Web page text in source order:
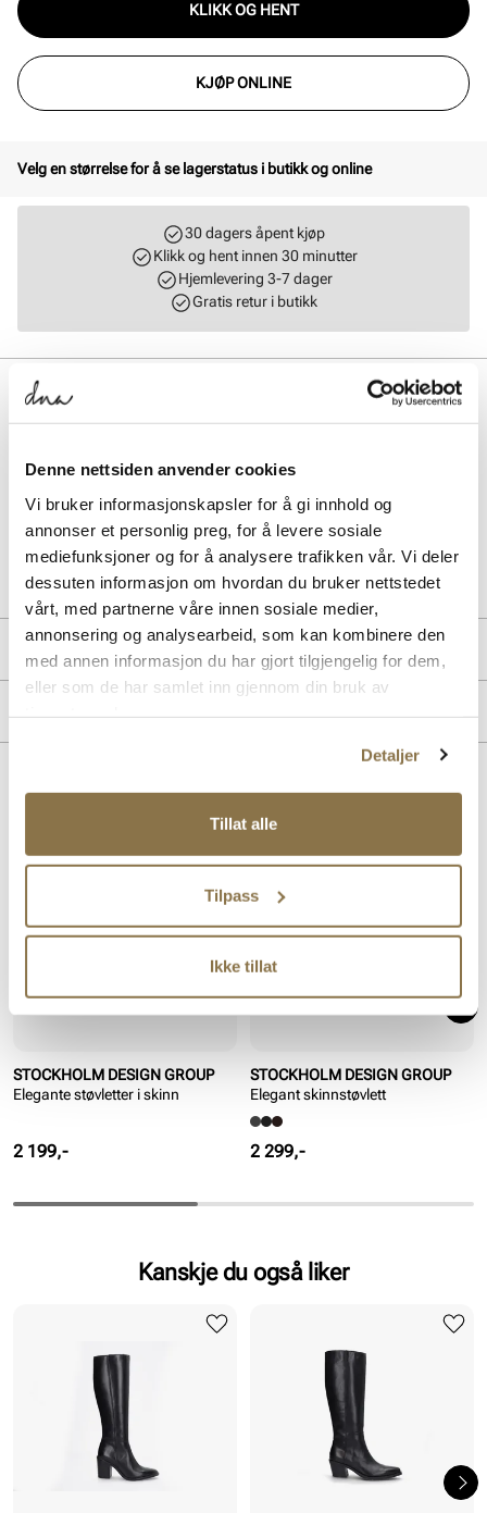
Denne nettsiden anvender cookies
Vi bruker informasjonskapsler for å gi innhold og
annonser et personlig preg, for å levere sosiale
mediefunksjoner og for å analysere trafikken vår. Vi deler
dessuten informasjon om hvordan du bruker nettstedet
vårt, med partnerne våre innen sosiale medier,
annonsering og analysearbeid, som kan kombinere den
med annen informasjon du har gjort tilgjengelig for dem,
eller som de har samlet inn gjennom din bruk av
Detaljer
Tillat alle
Tilpass
Ikke tillat
KLIKK OG HENT
KJØP ONLINE
Velg en størrelse for å se lagerstatus i butikk og online
30 dagers åpent kjøp
Klikk og hent innen 30 minutter
Hjemlevering 3-7 dager
Gratis retur i butikk
BESKRIVELSE
pyntes opp og ned til både hverdag og fest. En tidløs klassiker med
praktisk glidelås på innsiden.
Art. nr.51157001
Lev. art. nr25H1125
PRODUKTDETALJER
Overdel: Skinn
For:Textil
MERKE
Lignende produkter
STOCKHOLM DESIGN GROUP
Elegante støvletter i skinn
Pris
2 199,-
STOCKHOLM DESIGN GROUP
Elegant skinnstøvlett
Pris
2 299,-
Kanskje du også liker